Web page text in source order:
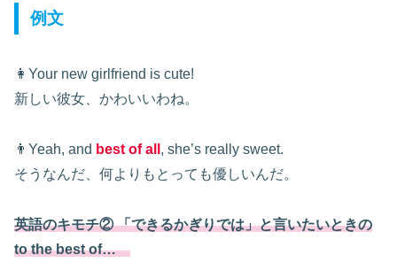
例文
👩Your new girlfriend is cute!
新しい彼女、かわいいわね。
👨Yeah, and best of all , she’s really sweet.
そうなんだ、何よりもとっても優しいんだ。
英語のキモチ② 「できるかぎりでは」と言いたいときの
to the best of…